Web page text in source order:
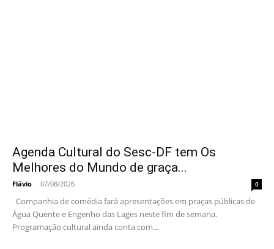
Agenda Cultural do Sesc-DF tem Os
Melhores do Mundo de graça...
Flávio - 07/08/2026 0
Companhia de comédia fará apresentações em praças públicas de
Água Quente e Engenho das Lages neste fim de semana.
Programação cultural ainda conta com...